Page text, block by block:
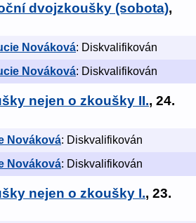
dvojzkoušky (sobota),
Nováková: Diskvalifikován
Nováková: Diskvalifikován
nejen o zkoušky II., 24.
Nováková: Diskvalifikován
Nováková: Diskvalifikován
nejen o zkoušky I., 23.